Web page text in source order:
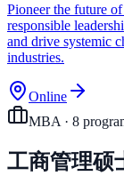
Pioneer the future
responsible
and drive systemic
industries.
Online
MBA · 8
工商管理硕